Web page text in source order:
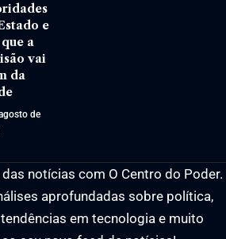
e
a
vai
da
de
notícias com O Centro do Poder.
aprofundadas sobre política,
em tecnologia e muito